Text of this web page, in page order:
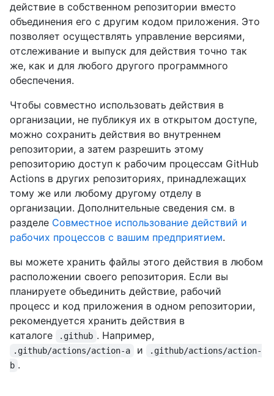
действие в собственном репозитории вместо
объединения его с другим кодом приложения. Это
позволяет осуществлять управление версиями,
отслеживание и выпуск для действия точно так
же, как и для любого другого программного
обеспечения.
Чтобы совместно использовать действия в
организации, не публикуя их в открытом доступе,
можно сохранить действия во внутреннем
репозитории, а затем разрешить этому
репозиторию доступ к рабочим процессам GitHub
Actions в других репозиториях, принадлежащих
тому же или любому другому отделу в
организации. Дополнительные сведения см. в
разделе Совместное использование действий и
рабочих процессов с вашим предприятием.
вы можете хранить файлы этого действия в любом
расположении своего репозитория. Если вы
планируете объединить действие, рабочий
процесс и код приложения в одном репозитории,
рекомендуется хранить действия в
каталоге
.github . Например,
.github/actions/action-a и
.github/actions/action-
b .